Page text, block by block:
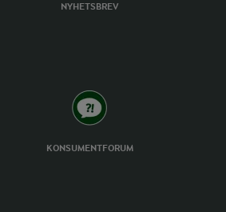
NYHETSBREV
KONSUMENTFORUM